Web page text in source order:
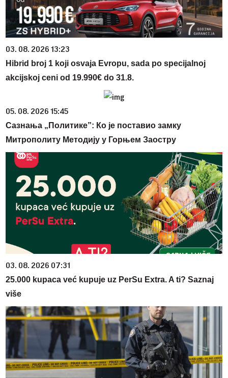
03. 08. 2026 13:23
Hibrid broj 1 koji osvaja Evropu, sada po specijalnoj
akcijskoj ceni od 19.990€ do 31.8.
05. 08. 2026 15:45
Сазнања „Политике”: Ко је поставио замку
Митрополиту Методију у Горњем Заостру
03. 08. 2026 07:31
25.000 kupaca već kupuje uz PerSu Extra. A ti? Saznaj
više